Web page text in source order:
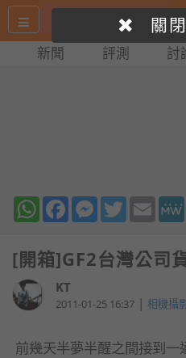
新聞 評測 討
WhatsAppFacebookMessenger
TwitterEmail
[開箱]GF2台灣公司
KT
2011-01-25 16:37 | 相機攝
前幾天半夢半醒之間接到一
關